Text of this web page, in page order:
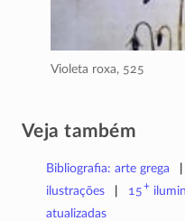
Violeta roxa, 525
Veja também
Bibliografia: arte grega
ilustrações
15+
atualizadas